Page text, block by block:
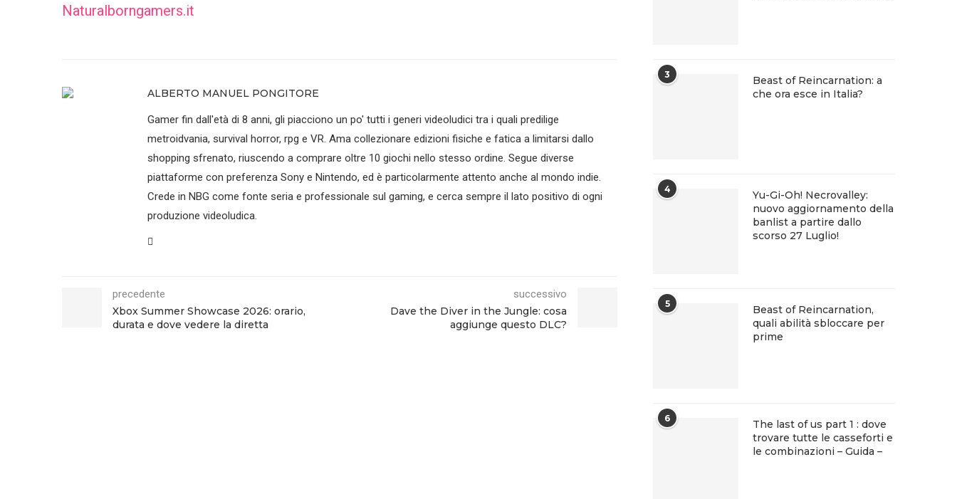
Naturalborngamers.it
ALBERTO MANUEL PONGITORE
Gamer fin dall'età di 8 anni, gli piacciono un po' tutti i generi videoludici tra i quali predilige
metroidvania, survival horror, rpg e VR. Ama collezionare edizioni fisiche e fatica a limitarsi dallo
shopping sfrenato, riuscendo a comprare oltre 10 giochi nello stesso ordine. Segue diverse
piattaforme con preferenza Sony e Nintendo, ed è particolarmente attento anche al mondo indie.
Crede in NBG come fonte seria e professionale sul gaming, e cerca sempre il lato positivo di ogni
produzione videoludica.
precedente
Xbox Summer Showcase 2026: orario,
durata e dove vedere la diretta
successivo
Dave the Diver in the Jungle: cosa
aggiunge questo DLC?
3
Beast of Reincarnation: a
che ora esce in Italia?
4
Yu-Gi-Oh! Necrovalley:
nuovo aggiornamento della
banlist a partire dallo
scorso 27 Luglio!
5
Beast of Reincarnation,
quali abilità sbloccare per
prime
6
The last of us part 1 : dove
trovare tutte le casseforti e
le combinazioni – Guida –